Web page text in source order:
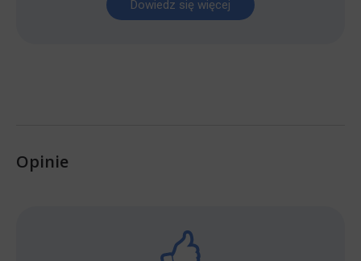
Dowiedz się więcej
Opinie